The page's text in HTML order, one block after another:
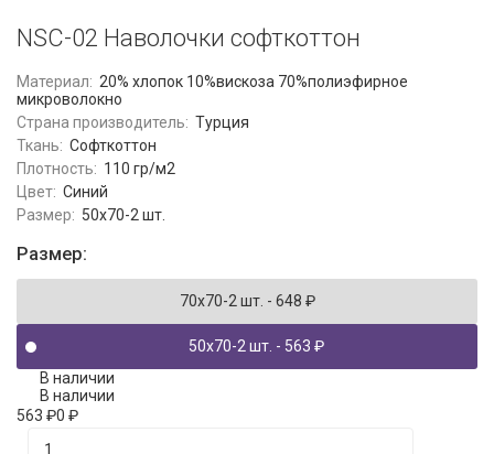
NSC-02 Наволочки софткоттон
Материал: 20% хлопок 10%вискоза 70%полиэфирное
микроволокно
Страна производитель: Турция
Ткань: Софткоттон
Плотность: 110 гр/м2
Цвет: Синий
Размер: 50x70-2 шт.
Размер:
70x70-2 шт. - 648 ₽
50x70-2 шт. - 563 ₽
В наличии
В наличии
563 ₽0 ₽